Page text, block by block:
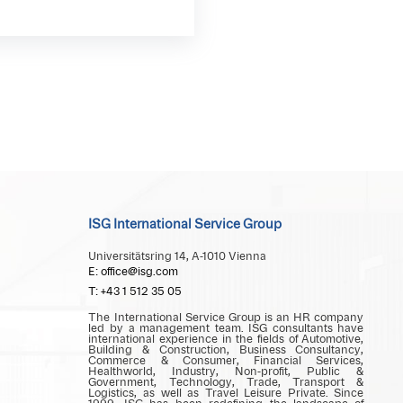
ISG International Service Group
Universitätsring 14, A-1010 Vienna
E: office@isg.com
T: +43 1 512 35 05
The International Service Group is an HR company
led by a management team. ISG consultants have
international experience in the fields of Automotive,
Building & Construction, Business Consultancy,
Commerce & Consumer, Financial Services,
Healthworld, Industry, Non-profit, Public &
Government, Technology, Trade, Transport &
Logistics, as well as Travel Leisure Private. Since